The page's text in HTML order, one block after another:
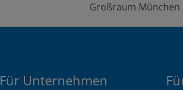
Großraum München
Für Unternehmen